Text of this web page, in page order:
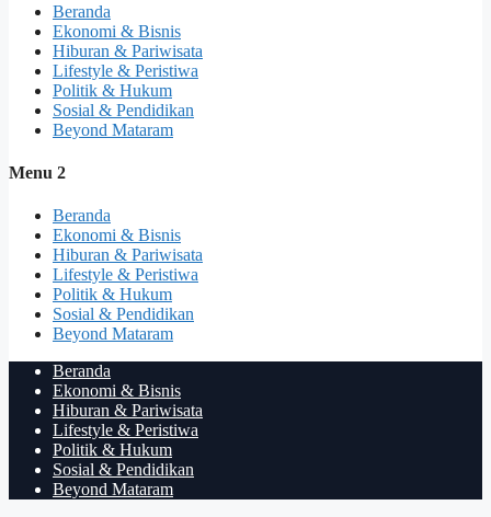
Beranda
Ekonomi & Bisnis
Hiburan & Pariwisata
Lifestyle & Peristiwa
Politik & Hukum
Sosial & Pendidikan
Beyond Mataram
Menu 2
Beranda
Ekonomi & Bisnis
Hiburan & Pariwisata
Lifestyle & Peristiwa
Politik & Hukum
Sosial & Pendidikan
Beyond Mataram
Beranda
Ekonomi & Bisnis
Hiburan & Pariwisata
Lifestyle & Peristiwa
Politik & Hukum
Sosial & Pendidikan
Beyond Mataram